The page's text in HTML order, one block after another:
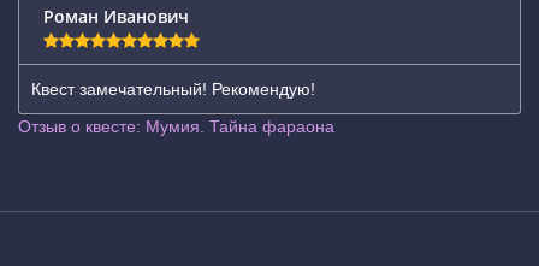
Роман Иванович
Квест замечательный! Рекомендую!
Отзыв о квесте: Мумия. Тайна фараона